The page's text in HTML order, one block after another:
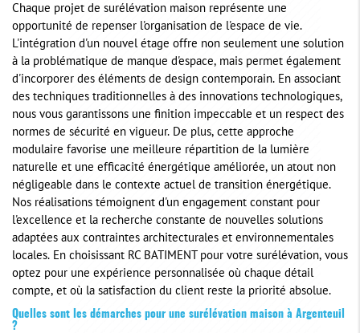
Chaque projet de surélévation maison représente une
opportunité de repenser l'organisation de l'espace de vie.
L'intégration d'un nouvel étage offre non seulement une solution
à la problématique de manque d'espace, mais permet également
d'incorporer des éléments de design contemporain. En associant
des techniques traditionnelles à des innovations technologiques,
nous vous garantissons une finition impeccable et un respect des
normes de sécurité en vigueur. De plus, cette approche
modulaire favorise une meilleure répartition de la lumière
naturelle et une efficacité énergétique améliorée, un atout non
négligeable dans le contexte actuel de transition énergétique.
Nos réalisations témoignent d'un engagement constant pour
l'excellence et la recherche constante de nouvelles solutions
adaptées aux contraintes architecturales et environnementales
locales. En choisissant RC BATIMENT pour votre surélévation, vous
optez pour une expérience personnalisée où chaque détail
compte, et où la satisfaction du client reste la priorité absolue.
Quelles sont les démarches pour une surélévation maison à Argenteuil
?